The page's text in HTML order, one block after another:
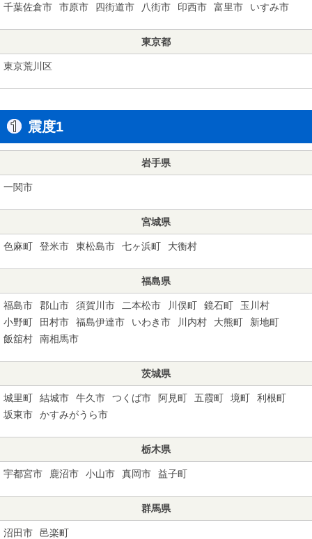
千葉佐倉市
市原市 四街道市 八街市 印西市 富里市 いすみ市
東京都
東京荒川区
震度1
岩手県
一関市
宮城県
色麻町 登米市 東松島市 七ヶ浜町 大衡村
福島県
福島市 郡山市 須賀川市 二本松市 川俣町 鏡石町
玉川村
小野町
田村市 福島伊達市 いわき市 川内村 大熊町
新地町
飯舘村
南相馬市
茨城県
城里町 結城市 牛久市 つくば市 阿見町 五霞町 境町
利根町
坂東市
かすみがうら市
栃木県
宇都宮市 鹿沼市 小山市 真岡市 益子町
群馬県
沼田市 邑楽町